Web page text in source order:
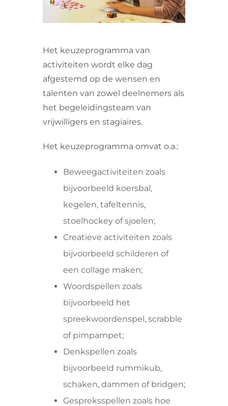
Het keuzeprogramma van
activiteiten wordt elke dag
afgestemd op de wensen en
talenten van zowel deelnemers als
het begeleidingsteam van
vrijwilligers en stagiaires.
Het keuzeprogramma omvat o.a.:
Beweegactiviteiten zoals
bijvoorbeeld koersbal,
kegelen, tafeltennis,
stoelhockey of sjoelen;
Creatieve activiteiten zoals
bijvoorbeeld schilderen of
een collage maken;
Woordspellen zoals
bijvoorbeeld het
spreekwoordenspel, scrabble
of pimpampet;
Denkspellen zoals
bijvoorbeeld rummikub,
schaken, dammen of bridgen;
Gespreksspellen zoals hoe